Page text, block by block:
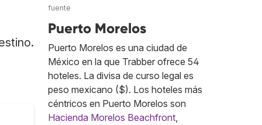
fuente
Puerto Morelos
Puerto Morelos es una ciudad de
México en la que Trabber ofrece 54
hoteles. La divisa de curso legal es
peso mexicano ($). Los hoteles más
céntricos en Puerto Morelos son
Hacienda Morelos Beachfront,